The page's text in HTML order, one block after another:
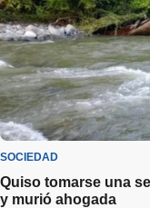
SOCIEDAD
Quiso tomarse una
y murió ahogada